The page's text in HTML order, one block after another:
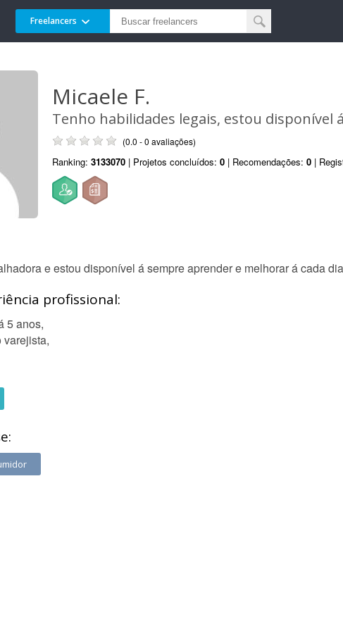
Freelancers
Micaele F.
Tenho habilidades legais, estou disponível
(0.0 - 0 avaliações)
Ranking: 3133070 | Projetos concluídos: 0 | Recomendações: 0 |
e estou disponível á sempre aprender e melhorar á cada
profissional:
5 anos,
varejista,